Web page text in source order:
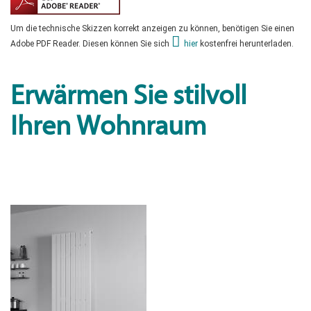
Um die technische Skizzen korrekt anzeigen zu können, benötigen Sie einen
Adobe PDF Reader. Diesen können Sie sich
hier kostenfrei herunterladen.
Erwärmen Sie stilvoll
Ihren Wohnraum